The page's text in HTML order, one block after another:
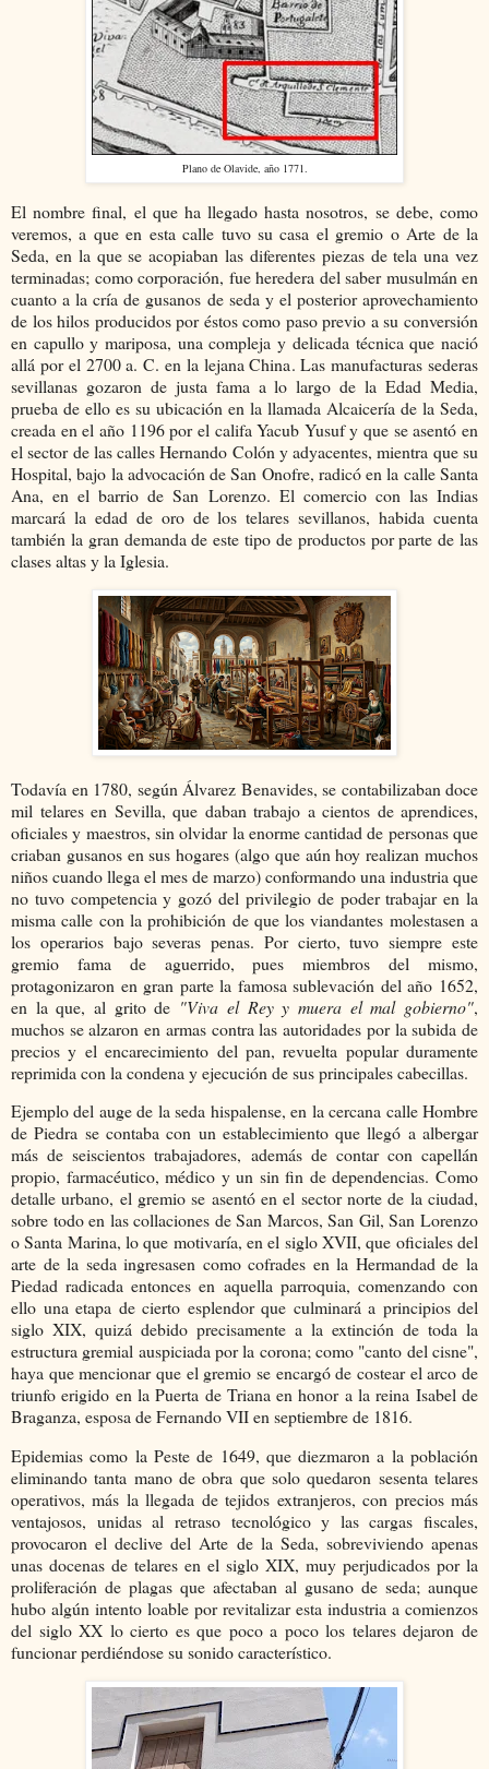
Plano de Olavide, año 1771.
El nombre final, el que ha llegado hasta nosotros, se debe, como
veremos, a que en esta calle tuvo su casa el gremio o Arte de la
Seda, en la que se acopiaban las diferentes piezas de tela una vez
terminadas; como corporación, fue heredera del saber musulmán en
cuanto a la cría de gusanos de seda y el posterior aprovechamiento
de los hilos producidos por éstos como paso previo a su conversión
en capullo y mariposa, una compleja y delicada técnica que nació
allá por el 2700 a. C. en la lejana China. Las manufacturas sederas
sevillanas gozaron de justa fama a lo largo de la Edad Media,
prueba de ello es su ubicación en la llamada Alcaicería de la Seda,
creada en el año 1196 por el califa Yacub Yusuf y que se asentó en
el sector de las calles Hernando Colón y adyacentes, mientra que su
Hospital, bajo la advocación de San Onofre, radicó en la calle Santa
Ana, en el barrio de San Lorenzo. El comercio con las Indias
marcará la edad de oro de los telares sevillanos, habida cuenta
también la gran demanda de este tipo de productos por parte de las
clases altas y la Iglesia.
Todavía en 1780, según Álvarez Benavides, se contabilizaban doce
mil telares en Sevilla, que daban trabajo a cientos de aprendices,
oficiales y maestros, sin olvidar la enorme cantidad de personas que
criaban gusanos en sus hogares (algo que aún hoy realizan muchos
niños cuando llega el mes de marzo) conformando una industria que
no tuvo competencia y gozó del privilegio de poder trabajar en la
misma calle con la prohibición de que los viandantes molestasen a
los operarios bajo severas penas. Por cierto, tuvo siempre este
gremio fama de aguerrido, pues miembros del mismo,
protagonizaron en gran parte la famosa sublevación del año 1652,
en la que, al grito de "Viva el Rey y muera el mal gobierno",
muchos se alzaron en armas contra las autoridades por la subida de
precios y el encarecimiento del pan, revuelta popular duramente
reprimida con la condena y ejecución de sus principales cabecillas.
Ejemplo del auge de la seda hispalense, en la cercana calle Hombre
de Piedra se contaba con un establecimiento que llegó a albergar
más de seiscientos trabajadores, además de contar con capellán
propio, farmacéutico, médico y un sin fin de dependencias. Como
detalle urbano, el gremio se asentó en el sector norte de la ciudad,
sobre todo en las collaciones de San Marcos, San Gil, San Lorenzo
o Santa Marina, lo que motivaría, en el siglo XVII, que oficiales del
arte de la seda ingresasen como cofrades en la Hermandad de la
Piedad radicada entonces en aquella parroquia, comenzando con
ello una etapa de cierto esplendor que culminará a principios del
siglo XIX, quizá debido precisamente a la extinción de toda la
estructura gremial auspiciada por la corona; como "canto del cisne",
haya que mencionar que el gremio se encargó de costear el arco de
triunfo erigido en la Puerta de Triana en honor a la reina Isabel de
Braganza, esposa de Fernando VII en septiembre de 1816.
Epidemias como la Peste de 1649, que diezmaron a la población
eliminando tanta mano de obra que solo quedaron sesenta telares
operativos, más la llegada de tejidos extranjeros, con precios más
ventajosos, unidas al retraso tecnológico y las cargas fiscales,
provocaron el declive del Arte de la Seda, sobreviviendo apenas
unas docenas de telares en el siglo XIX, muy perjudicados por la
proliferación de plagas que afectaban al gusano de seda; aunque
hubo algún intento loable por revitalizar esta industria a comienzos
del siglo XX lo cierto es que poco a poco los telares dejaron de
funcionar perdiéndose su sonido característico.